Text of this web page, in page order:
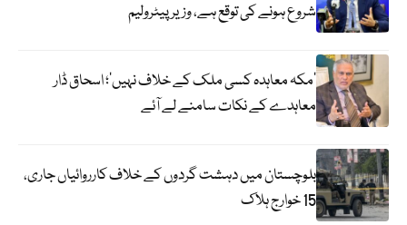
شروع ہونے کی توقع ہے، وزیر پیٹرولیم
‘مکہ معاہدہ کسی ملک کے خلاف نہیں’؛ اسحاق ڈار
معاہدے کے نکات سامنے لے آئے
بلوچستان میں دہشت گردوں کے خلاف کارروائیاں جاری،
15 خوارج ہلاک